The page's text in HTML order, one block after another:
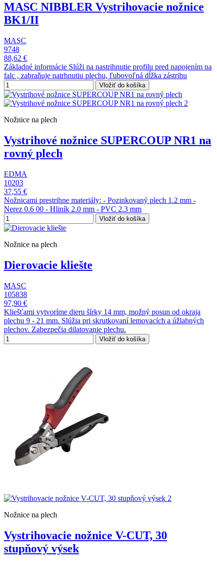
MASC NIBBLER Vystrihovacie nožnice
BK1/II
MASC
9748
88,62 €
Základné informácie Slúži na nastrihnutie profilu pred napojením na
falc , zabraňuje natrhnutiu plechu, ľubovoľná dĺžka zástrihu
Vložiť do košíka
Nožnice na plech
Vystrihové nožnice SUPERCOUP NR1 na
rovný plech
EDMA
10203
37,55 €
Nožnicami prestrihne materiály: - Pozinkovaný plech 1.2 mm -
Nerez 0.6 00 - Hliník 2.0 mm - PVC 2.3 mm
Vložiť do košíka
Nožnice na plech
Dierovacie kliešte
MASC
105838
97,90 €
Kliešťami vytvoríme dieru šírky 14 mm, možný posun od okraja
plechu 9 - 21 mm. Slúžia pri skrutkovaní lemovacích a úžlabných
plechov. Zabezpečia dilatovanie plechu.
Vložiť do košíka
Nožnice na plech
Vystrihovacie nožnice V-CUT, 30
stupňový výsek